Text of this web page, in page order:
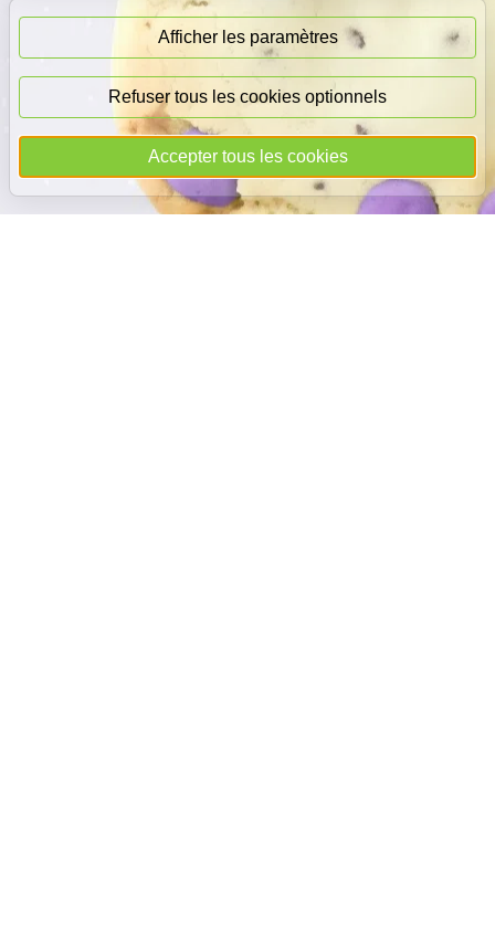
Afficher les paramètres
Refuser tous les cookies optionnels
Accepter tous les cookies
immédiat
© 2026DEALiCASH- Tous droits réservés